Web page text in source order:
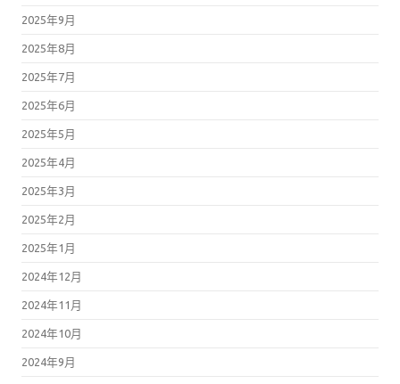
2025年9月
2025年8月
2025年7月
2025年6月
2025年5月
2025年4月
2025年3月
2025年2月
2025年1月
2024年12月
2024年11月
2024年10月
2024年9月